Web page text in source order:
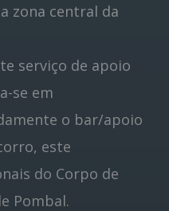
zona central da
serviço de apoio
se em
o bar/apoio
este
do Corpo de
Pombal.